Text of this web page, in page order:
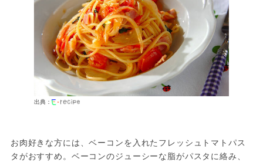
出典：
お肉好きな方には、ベーコンを入れたフレッシュトマトパス
タがおすすめ。ベーコンのジューシーな脂がパスタに絡み、